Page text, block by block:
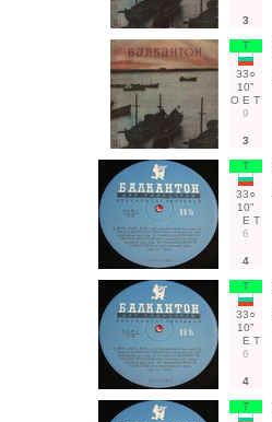
3
Т
33○
10"
О Е Т
9
3
Т
33○
10"
Е Т
6
4
Т
33○
10"
Е Т
6
4
Т